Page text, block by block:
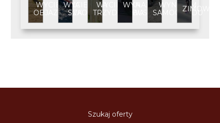
WYCIECZKA
OBJAZDOWA
WYCIECZKA
SZKOLNA
WYCIECZKA
TRZYDNIOWA
WYNAJEMWYNAJEM
SAMOCHODU
Szukaj oferty